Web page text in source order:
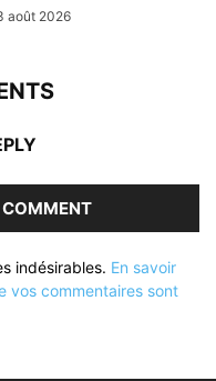
août 2026
COMMENT
indésirables. En savoir
vos commentaires sont